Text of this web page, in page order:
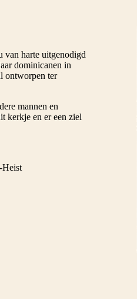
van harte uitgenodigd
dominicanen in
ontworpen ter
mannen en
kerkje en er een ziel
Heist